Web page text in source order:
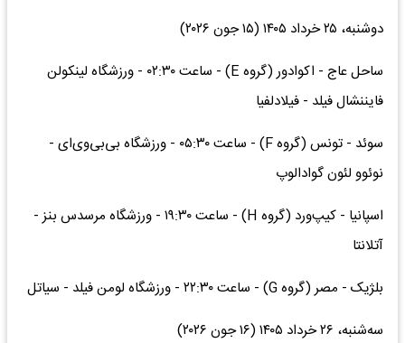
دوشنبه، ۲۵ خرداد ۱۴۰۵ (۱۵ جون ۲۰۲۶)
ساحل عاج - اکوادور (گروه E) - ساعت ۰۲:۳۰ - ورزشگاه لینکولن
فایننشال فیلد - فیلادلفیا
سوئد - تونس (گروه F) - ساعت ۰۵:۳۰ - ورزشگاه بی‌بی‌وی‌ای -
نوئوو لئون گوادالوپ
اسپانیا - کیپ‌ورد (گروه H) - ساعت ۱۹:۳۰ - ورزشگاه مرسدس بنز -
آتلانتا
بلژیک - مصر (گروه G) - ساعت ۲۲:۳۰ - ورزشگاه لومن فیلد - سیاتل
سه‌شنبه، ۲۶ خرداد ۱۴۰۵ (۱۶ جون ۲۰۲۶)